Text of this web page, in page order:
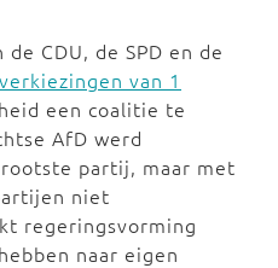
CDU, de SPD en de
van 1
een coalitie te
AfD werd
partij, maar met
niet
regeringsvorming
naar eigen